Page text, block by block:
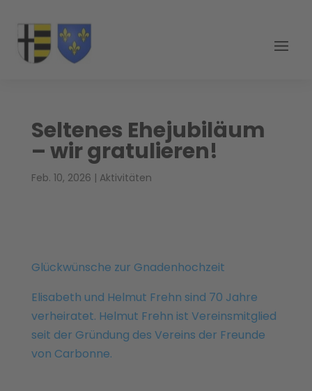
Seltenes Ehejubiläum
– wir gratulieren!
Feb. 10, 2026 | Aktivitäten
Glückwünsche zur Gnadenhochzeit
Elisabeth und Helmut Frehn sind 70 Jahre
verheiratet. Helmut Frehn ist Vereinsmitglied
seit der Gründung des Vereins der Freunde
von Carbonne.